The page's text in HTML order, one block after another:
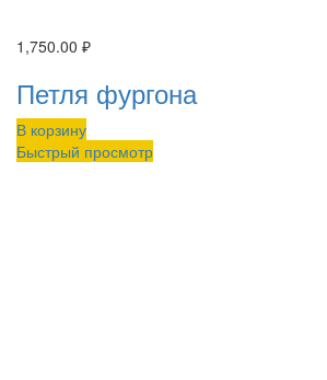
1,750.00 ₽
Петля фургона
В корзину
Быстрый просмотр